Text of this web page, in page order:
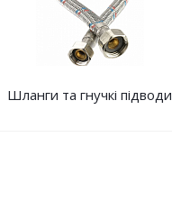
Шланги та гнучкі підводи